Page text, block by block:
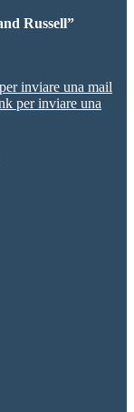
Russell”
inviare una mail
per inviare una